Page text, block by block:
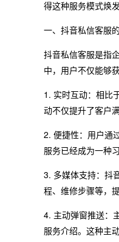
得这种服务模式焕
一、抖音私信客服
抖音私信客服是指
中，用户不仅能够
1. 实时互动：相比
动不仅提升了客户
2. 便捷性：用户通
服务已经成为一种习
3. 多媒体支持：抖
程、维修步骤等，
4. 主动弹窗推送：
服务介绍。这种主